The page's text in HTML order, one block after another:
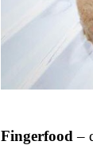
Fingerfood –